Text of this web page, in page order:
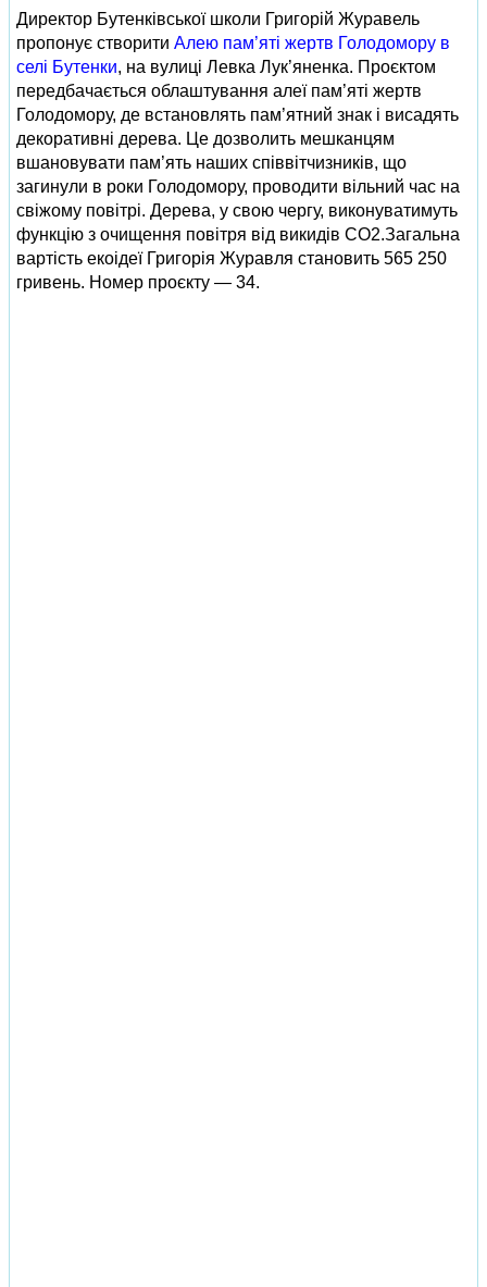
Директор Бутенківської школи Григорій Журавель
пропонує створити Алею пам’яті жертв Голодомору в
селі Бутенки, на вулиці Левка Лук’яненка. Проєктом
передбачається облаштування алеї пам’яті жертв
Голодомору, де встановлять пам’ятний знак і висадять
декоративні дерева. Це дозволить мешканцям
вшановувати пам’ять наших співвітчизників, що
загинули в роки Голодомору, проводити вільний час на
свіжому повітрі. Дерева, у свою чергу, виконуватимуть
функцію з очищення повітря від викидів CO2.Загальна
вартість екоідеї Григорія Журавля становить 565 250
гривень. Номер проєкту — 34.